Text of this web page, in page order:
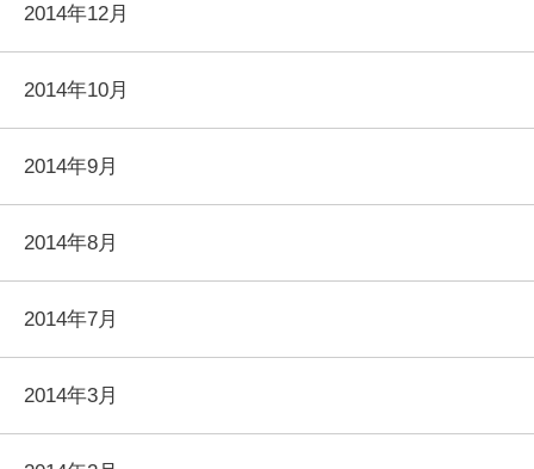
2014年12月
2014年10月
2014年9月
2014年8月
2014年7月
2014年3月